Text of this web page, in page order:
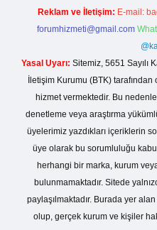
Reklam ve İletişim: E-mail:
forumhizmeti@gmail.com
Yasal Uyarı: Sitemiz, 5651 Sayılı
İletişim Kurumu (BTK)
hizmet vermektedir. Bu
denetleme veya araştırma
üyelerimiz yazdıkları içeriklerin
üye olarak bu sorumluluğu
herhangi bir marka, kurum
bulunmamaktadır. Sitede
paylaşılmaktadır. Burada yer
olup, gerçek kurum ve kişiler